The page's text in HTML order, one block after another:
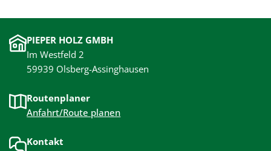
PIEPER HOLZ GMBH
Im Westfeld 2
59939 Olsberg-Assinghausen
Routenplaner
Anfahrt/Route planen
Kontakt